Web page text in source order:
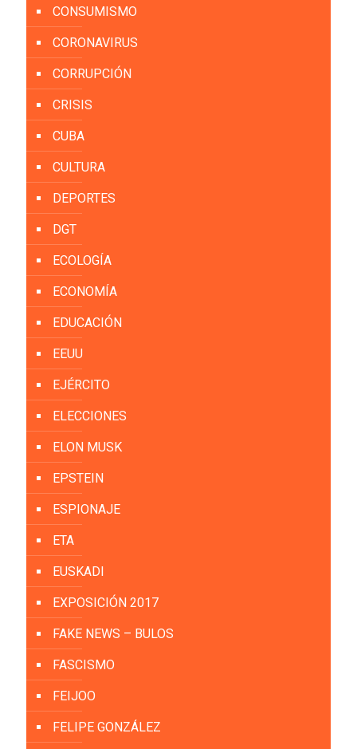
CONSUMISMO
CORONAVIRUS
CORRUPCIÓN
CRISIS
CUBA
CULTURA
DEPORTES
DGT
ECOLOGÍA
ECONOMÍA
EDUCACIÓN
EEUU
EJÉRCITO
ELECCIONES
ELON MUSK
EPSTEIN
ESPIONAJE
ETA
EUSKADI
EXPOSICIÓN 2017
FAKE NEWS – BULOS
FASCISMO
FEIJOO
FELIPE GONZÁLEZ